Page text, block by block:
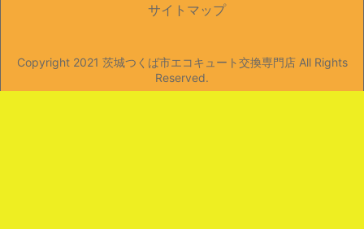
サイトマップ
Copyright 2021 茨城つくば市エコキュート交換専門店All Rights
Reserved.